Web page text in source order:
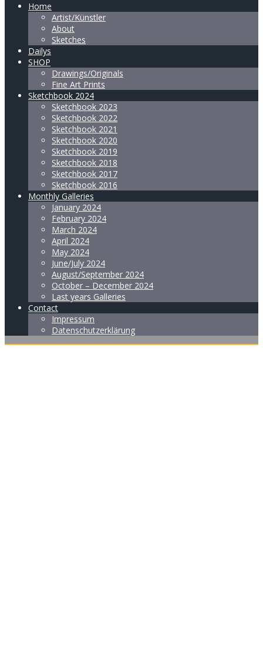
Home
Artist/Künstler
About
Sketches
Dailys
SHOP
Drawings/Originals
Fine Art Prints
Sketchbook 2024
Sketchbook 2023
Sketchbook 2022
Sketchbook 2021
Sketchbook 2020
Sketchbook 2019
Sketchbook 2018
Sketchbook 2017
Sketchbook 2016
Monthly Galleries
January 2024
February 2024
March 2024
April 2024
May 2024
June/July 2024
August/September 2024
October – December 2024
Last years Galleries
Contact
Impressum
Datenschutzerklärung